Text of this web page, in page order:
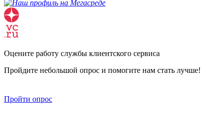
Оцените работу службы клиентского сервиса
Пройдите небольшой опрос и помогите нам стать лучше!
Пройти опрос